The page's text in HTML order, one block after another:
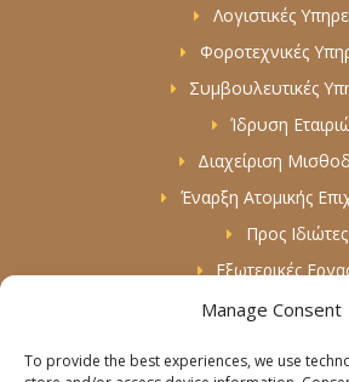
Manage Consent
To provide the best experiences, we use
Λογιστικές
Φοροτεχνικές
Συμβουλευτικές
Ίδρυση
Διαχείριση
Έναρξη Ατομικής
Προς Ιδιώτες
Εξωτερικές
Πληροφορίες &